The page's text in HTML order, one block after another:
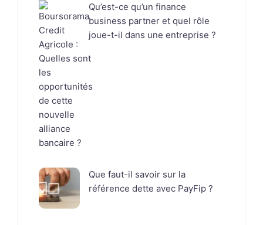
Qu’est-ce qu’un finance
business partner et quel rôle
joue-t-il dans une entreprise ?
Que faut-il savoir sur la
référence dette avec PayFip ?